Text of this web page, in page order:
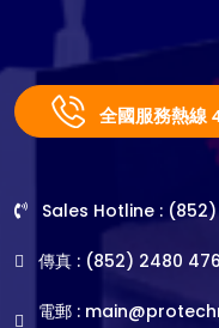
全國服務熱線
Sales Hotline :
傳真 : (852) 2480
電郵 :